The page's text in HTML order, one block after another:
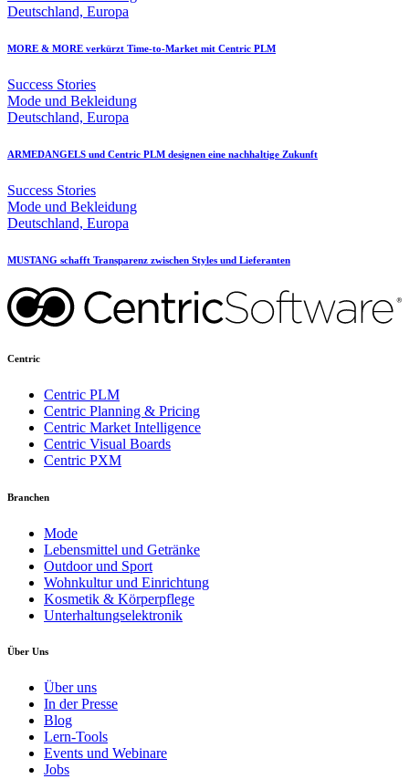
Deutschland, Europa
MORE & MORE verkürzt Time-to-Market mit Centric PLM
Success Stories
Mode und Bekleidung
Deutschland, Europa
ARMEDANGELS und Centric PLM designen eine nachhaltige Zukunft
Success Stories
Mode und Bekleidung
Deutschland, Europa
MUSTANG schafft Transparenz zwischen Styles und Lieferanten
Centric
Centric PLM
Centric Planning & Pricing
Centric Market Intelligence
Centric Visual Boards
Centric PXM
Branchen
Mode
Lebensmittel und Getränke
Outdoor und Sport
Wohnkultur und Einrichtung
Kosmetik & Körperpflege
Unterhaltungselektronik
Über Uns
Über uns
In der Presse
Blog
Lern-Tools
Events und Webinare
Jobs